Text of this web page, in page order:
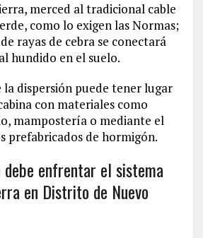
merced al tradicional cable
como lo exigen las Normas;
rayas de cebra se conectará
hundido en el suelo.
la dispersión puede tener lugar
con materiales como
mampostería o mediante el
prefabricados de hormigón.
debe enfrentar el sistema
en Distrito de Nuevo